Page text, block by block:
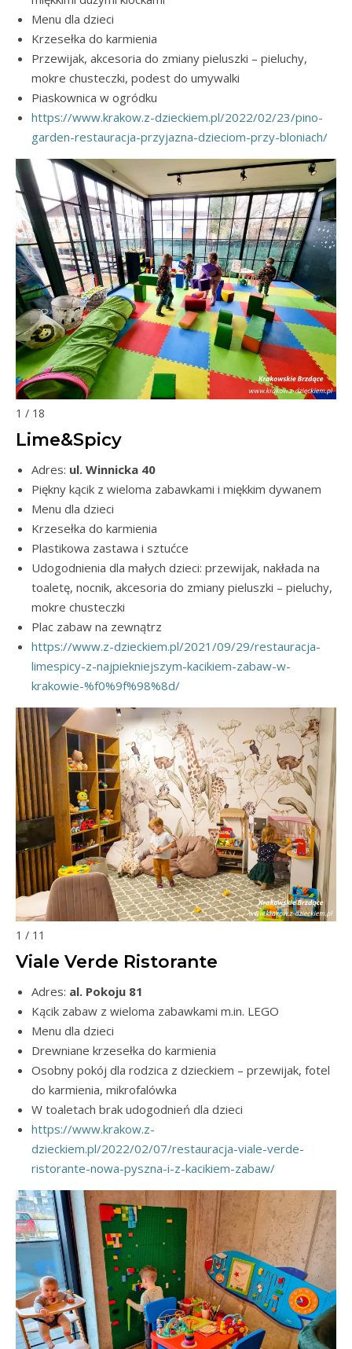
Menu dla dzieci
Krzesełka do karmienia
Przewijak, akcesoria do zmiany pieluszki – pieluchy,
mokre chusteczki, podest do umywalki
Piaskownica w ogródku
https://www.krakow.z-dzieckiem.pl/2022/02/23/pino-
garden-restauracja-przyjazna-dzieciom-przy-bloniach/
1 / 18
Lime&Spicy
Adres: ul. Winnicka 40
Piękny kącik z wieloma zabawkami i miękkim dywanem
Menu dla dzieci
Krzesełka do karmienia
Plastikowa zastawa i sztućce
Udogodnienia dla małych dzieci: przewijak, nakłada na
toaletę, nocnik, akcesoria do zmiany pieluszki – pieluchy,
mokre chusteczki
Plac zabaw na zewnątrz
https://www.z-dzieckiem.pl/2021/09/29/restauracja-
limespicy-z-najpiekniejszym-kacikiem-zabaw-w-
krakowie-%f0%9f%98%8d/
1 / 11
Viale Verde Ristorante
Adres: al. Pokoju 81
Kącik zabaw z wieloma zabawkami m.in. LEGO
Menu dla dzieci
Drewniane krzesełka do karmienia
Osobny pokój dla rodzica z dzieckiem – przewijak, fotel
do karmienia, mikrofalówka
W toaletach brak udogodnień dla dzieci
https://www.krakow.z-
dzieckiem.pl/2022/02/07/restauracja-viale-verde-
ristorante-nowa-pyszna-i-z-kacikiem-zabaw/